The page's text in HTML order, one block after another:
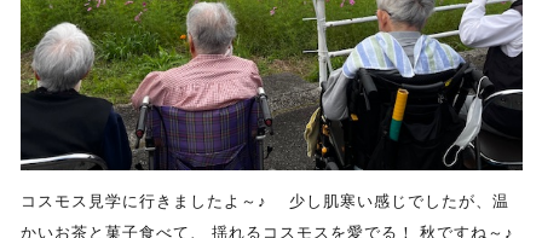
コスモス見学に行きましたよ～♪ 少し肌寒い感じでしたが、温
かいお茶と菓子食べて、 揺れるコスモスを愛でる！ 秋ですね～♪